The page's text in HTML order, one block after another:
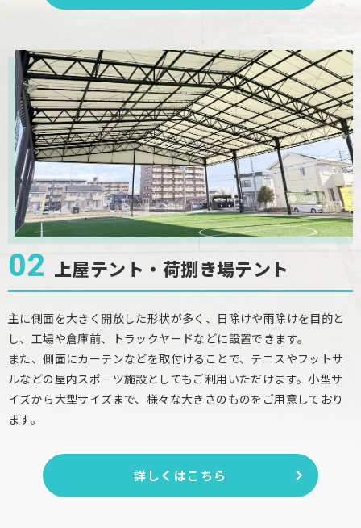
02 上屋テント・荷捌き場テント
主に側面を大きく開放した形状が多く、日除けや雨除けを目的と
し、工場や倉庫前、トラックヤードなどに設置できます。
また、側面にカーテンなどを取付けることで、テニスやフットサ
ルなどの屋内スポーツ施設としてもご利用いただけます。小型サ
イズから大型サイズまで、様々な大きさのものをご用意しており
ます。
詳しくはこちら